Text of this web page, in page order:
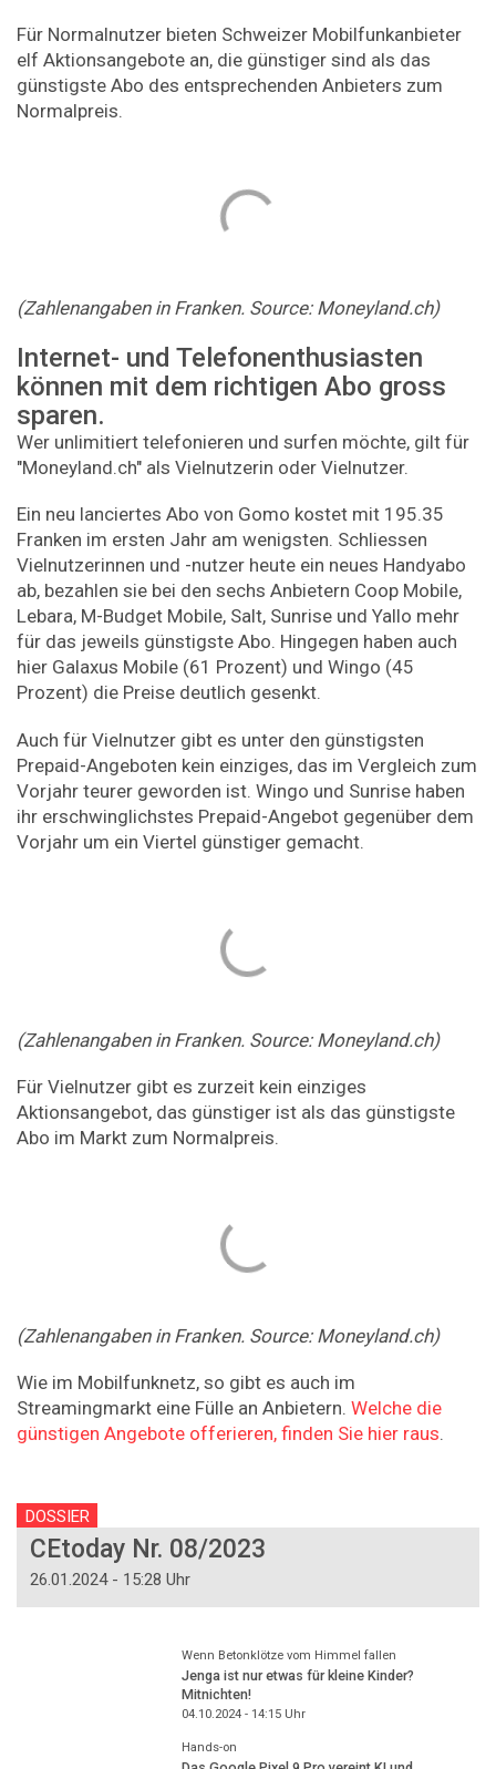
Für Normalnutzer bieten Schweizer Mobilfunkanbieter
elf Aktionsangebote an, die günstiger sind als das
günstigste Abo des entsprechenden Anbieters zum
Normalpreis.
(Zahlenangaben in Franken. Source: Moneyland.ch)
Internet- und Telefonenthusiasten
können mit dem richtigen Abo gross
sparen.
Wer unlimitiert telefonieren und surfen möchte, gilt für
"Moneyland.ch" als Vielnutzerin oder Vielnutzer.
Ein neu lanciertes Abo von Gomo kostet mit 195.35
Franken im ersten Jahr am wenigsten. Schliessen
Vielnutzerinnen und -nutzer heute ein neues Handyabo
ab, bezahlen sie bei den sechs Anbietern Coop Mobile,
Lebara, M-Budget Mobile, Salt, Sunrise und Yallo mehr
für das jeweils günstigste Abo. Hingegen haben auch
hier Galaxus Mobile (61 Prozent) und Wingo (45
Prozent) die Preise deutlich gesenkt.
Auch für Vielnutzer gibt es unter den günstigsten
Prepaid-Angeboten kein einziges, das im Vergleich zum
Vorjahr teurer geworden ist. Wingo und Sunrise haben
ihr erschwinglichstes Prepaid-Angebot gegenüber dem
Vorjahr um ein Viertel günstiger gemacht.
(Zahlenangaben in Franken. Source: Moneyland.ch)
Für Vielnutzer gibt es zurzeit kein einziges
Aktionsangebot, das günstiger ist als das günstigste
Abo im Markt zum Normalpreis.
(Zahlenangaben in Franken. Source: Moneyland.ch)
Wie im Mobilfunknetz, so gibt es auch im
Streamingmarkt eine Fülle an Anbietern. Welche die
günstigen Angebote offerieren, finden Sie hier raus.
DOSSIER
CEtoday Nr. 08/2023
26.01.2024 - 15:28 Uhr
Wenn Betonklötze vom Himmel fallen
Jenga ist nur etwas für kleine Kinder?
Mitnichten!
04.10.2024 - 14:15Uhr
Hands-on